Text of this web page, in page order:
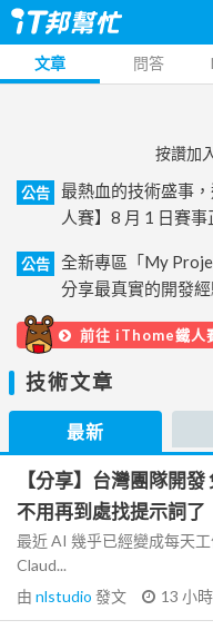
文章 問答
按讚加
公告
最熱血的技術盛事
人賽】8 月 1 日賽事
公告
全新專區「My
分享最真實的開發
前往 iThome鐵人
技術文章
最新
【分享】台灣團隊開
不用再到處找提示詞了
最近 AI 幾乎已經變成每天
Claud...
由 nlstudio 發文 13 小